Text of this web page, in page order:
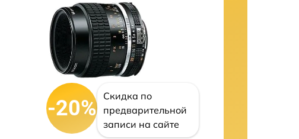
-20%
Скидка по
предварительной
записи на сайте